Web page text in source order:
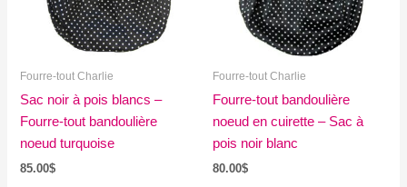
Fourre-tout Charlie
Sac noir à pois blancs –
Fourre-tout bandoulière
noeud turquoise
85.00$
Fourre-tout Charlie
Fourre-tout bandoulière
noeud en cuirette – Sac à
pois noir blanc
80.00$